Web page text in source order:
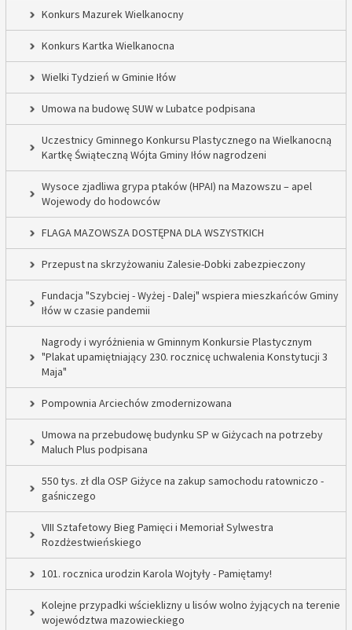
Konkurs Mazurek Wielkanocny
Konkurs Kartka Wielkanocna
Wielki Tydzień w Gminie Iłów
Umowa na budowę SUW w Lubatce podpisana
Uczestnicy Gminnego Konkursu Plastycznego na Wielkanocną
Kartkę Świąteczną Wójta Gminy Iłów nagrodzeni
Wysoce zjadliwa grypa ptaków (HPAI) na Mazowszu – apel
Wojewody do hodowców
FLAGA MAZOWSZA DOSTĘPNA DLA WSZYSTKICH
Przepust na skrzyżowaniu Zalesie-Dobki zabezpieczony
Fundacja "Szybciej - Wyżej - Dalej" wspiera mieszkańców Gminy
Iłów w czasie pandemii
Nagrody i wyróżnienia w Gminnym Konkursie Plastycznym
"Plakat upamiętniający 230. rocznicę uchwalenia Konstytucji 3
Maja"
Pompownia Arciechów zmodernizowana
Umowa na przebudowę budynku SP w Giżycach na potrzeby
Maluch Plus podpisana
550 tys. zł dla OSP Giżyce na zakup samochodu ratowniczo -
gaśniczego
VIII Sztafetowy Bieg Pamięci i Memoriał Sylwestra
Rozdżestwieńskiego
101. rocznica urodzin Karola Wojtyły - Pamiętamy!
Kolejne przypadki wścieklizny u lisów wolno żyjących na terenie
województwa mazowieckiego